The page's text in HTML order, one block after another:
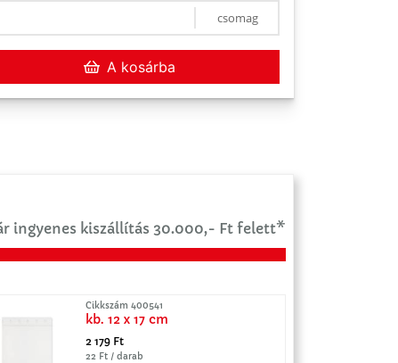
csomag
A kosárba
ingyenes kiszállítás 30.000,- Ft felett*
Cikkszám 400541
kb. 12 x 17 cm
2 179 Ft
22 Ft / darab